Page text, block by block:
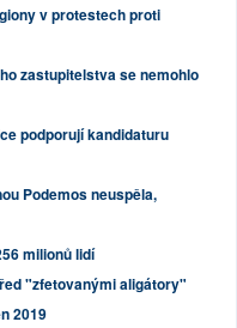
v protestech proti
zastupitelstva se nemohlo
podporují kandidaturu
Podemos neuspěla,
milionů lidí
"zfetovanými aligátory"
2019